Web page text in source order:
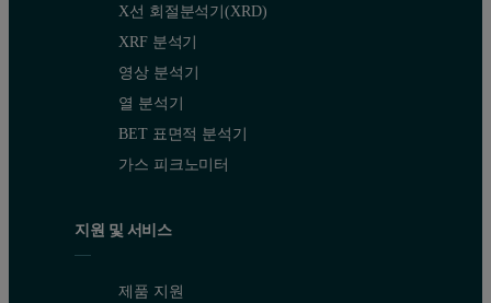
X선 회절분석기(XRD)
XRF 분석기
영상 분석기
열 분석기
BET 표면적 분석기
가스 피크노미터
지원 및 서비스
제품 지원